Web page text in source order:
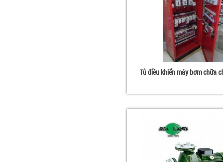
Tủ điều khiển máy bơm chữa